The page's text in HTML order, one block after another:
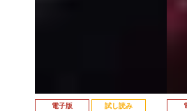
電子版 試し読み